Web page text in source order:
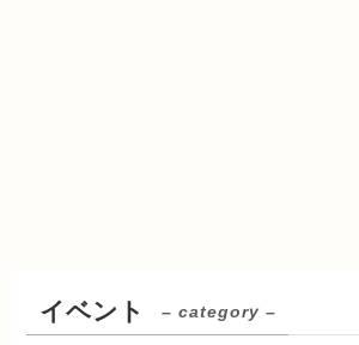
イベント – category –